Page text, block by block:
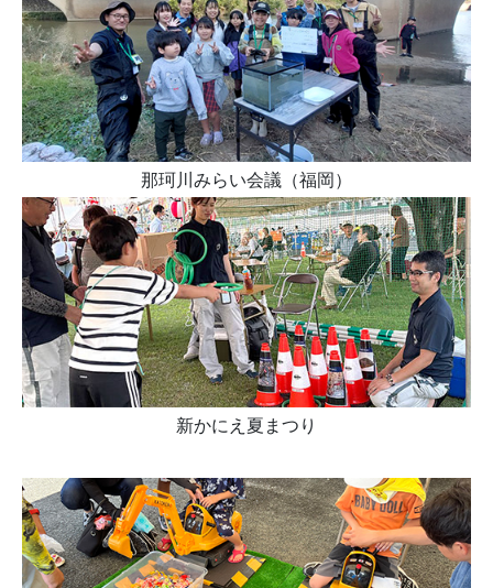
那珂川みらい会議（福岡）
新かにえ夏まつり